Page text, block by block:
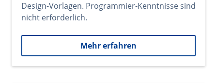
Design-Vorlagen. Programmier-Kenntnisse sind
nicht erforderlich.
Mehr erfahren